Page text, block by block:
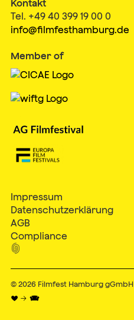
Kontakt
Tel. +49 40 399 19 00 0
info@filmfesthamburg.de
Member of
Impressum
Datenschutzerklärung
AGB
Compliance

© 2026 Filmfest Hamburg gGmbH
♥ → 